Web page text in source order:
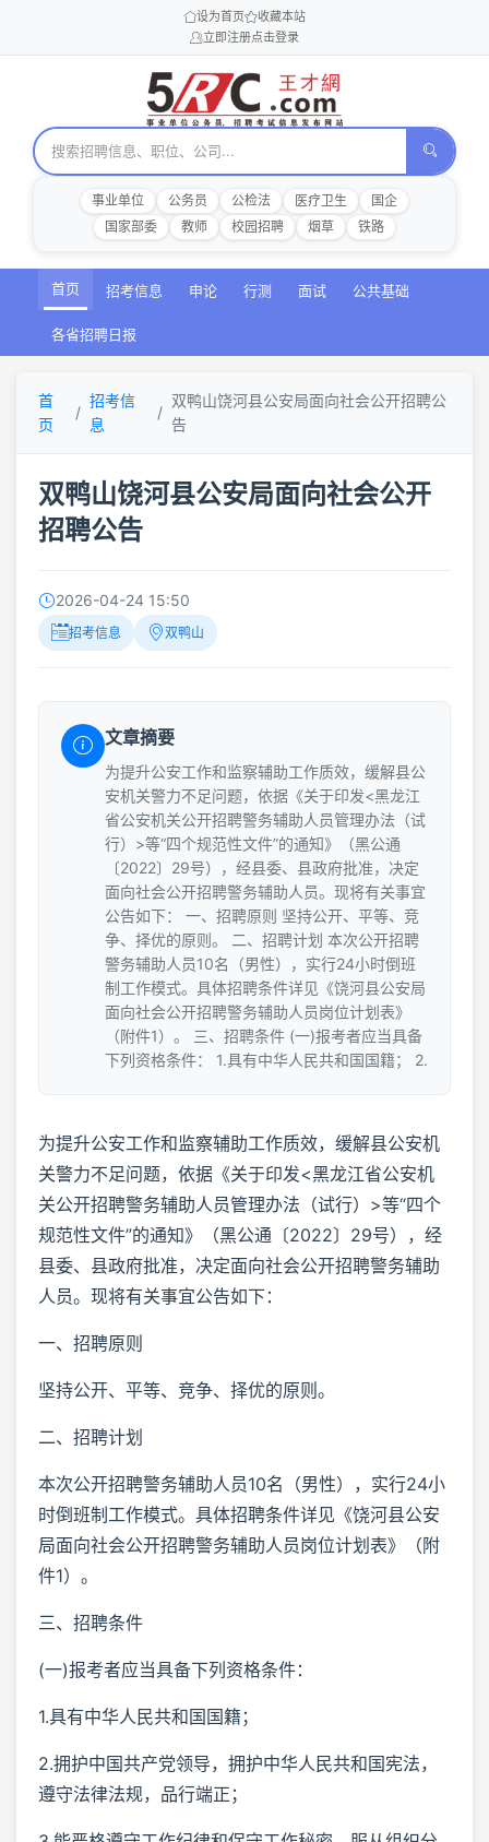
设为首页
收藏本站
立即注册点击登录
事业单位 公务员 公检法 医疗卫生
国企
国家部委
教师 校园招聘 烟草 铁路
首页 招考信息 申论 行测 面试 公共基础
各省招聘日报
首
页
招考信
息
双鸭山饶河县公安局面向社会公开招聘公
告
双鸭山饶河县公安局面向社会公开
招聘公告
2026-04-24 15:50
招考信息 双鸭山
文章摘要
为提升公安工作和监察辅助工作质效，缓解县公
安机关警力不足问题，依据《关于印发<黑龙江
省公安机关公开招聘警务辅助人员管理办法（试
行）>等“四个规范性文件”的通知》（黑公通
〔2022〕29号），经县委、县政府批准，决定
面向社会公开招聘警务辅助人员。现将有关事宜
公告如下： 一、招聘原则 坚持公开、平等、竞
争、择优的原则。 二、招聘计划 本次公开招聘
警务辅助人员10名（男性），实行24小时倒班
制工作模式。具体招聘条件详见《饶河县公安局
面向社会公开招聘警务辅助人员岗位计划表》
（附件1）。 三、招聘条件 (一)报考者应当具备
下列资格条件： 1.具有中华人民共和国国籍； 2.
为提升公安工作和监察辅助工作质效，缓解县公安机
关警力不足问题，依据《关于印发<黑龙江省公安机
关公开招聘警务辅助人员管理办法（试行）>等“四个
规范性文件”的通知》（黑公通〔2022〕29号），经
县委、县政府批准，决定面向社会公开招聘警务辅助
人员。现将有关事宜公告如下：
一、招聘原则
坚持公开、平等、竞争、择优的原则。
二、招聘计划
本次公开招聘警务辅助人员10名（男性），实行24小
时倒班制工作模式。具体招聘条件详见《饶河县公安
局面向社会公开招聘警务辅助人员岗位计划表》（附
件1）。
三、招聘条件
(一)报考者应当具备下列资格条件：
1.具有中华人民共和国国籍；
2.拥护中国共产党领导，拥护中华人民共和国宪法，
遵守法律法规，品行端正；